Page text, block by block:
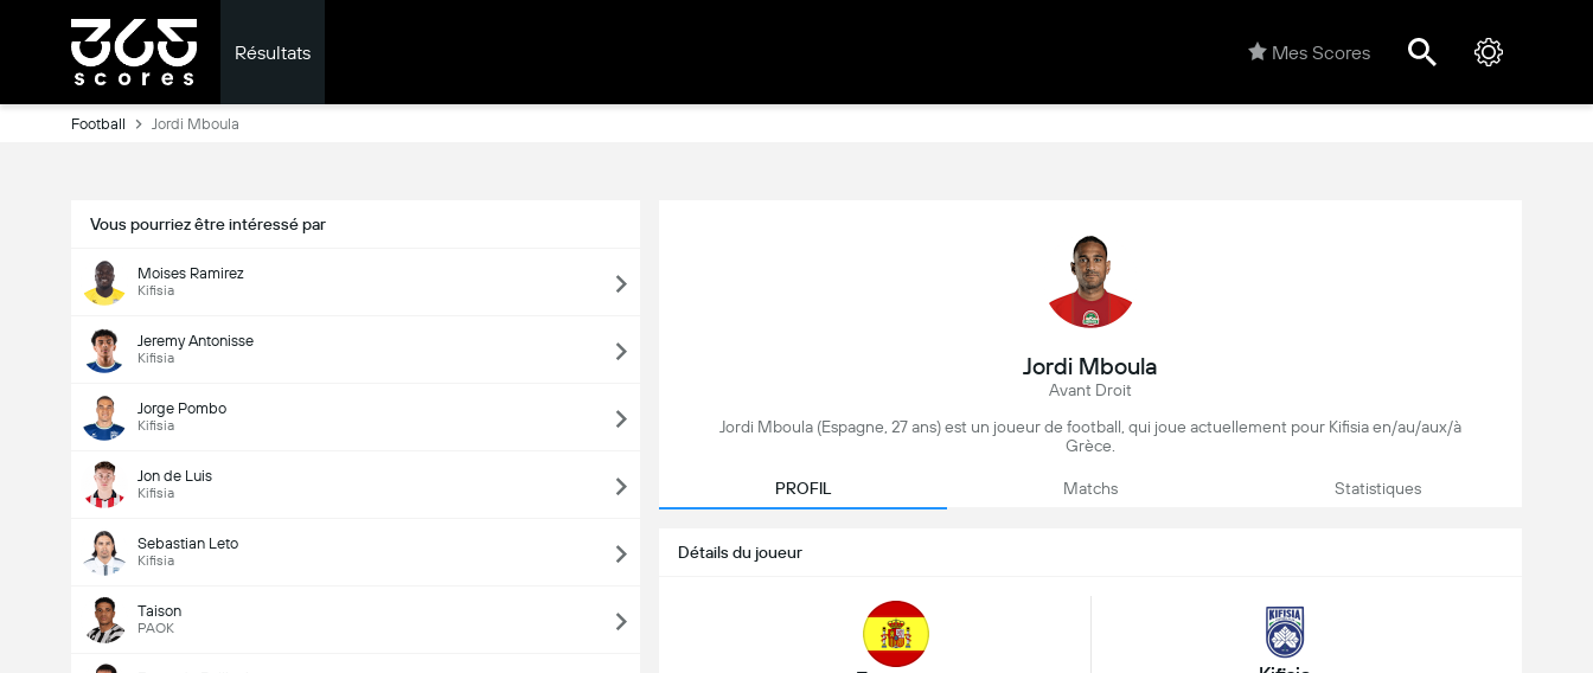
Résultats Mes Scores
Football Jordi Mboula
Vous pourriez être intéressé par
Moises Ramirez
Kifisia
Jeremy Antonisse
Kifisia
Jorge Pombo
Kifisia
Jon de Luis
Kifisia
Sebastian Leto
Kifisia
Taison
PAOK
Jordi Mboula
Avant Droit
Jordi Mboula (Espagne, 27 ans) est un joueur de football, qui joue actuellement pour Kifisia en/au/aux/à
Grèce.
PROFIL Matchs Statistiques
Détails du joueur